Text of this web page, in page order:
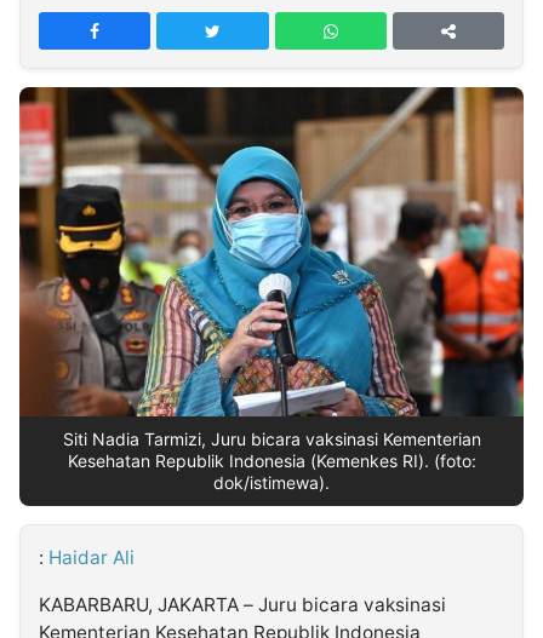
PT
TREETAN
INDONESIA
Partner
Insight
NTB
Suara
Time
Lens
IDN
Daily
Jogja
Jalan
Rakyat
Idealita
News
Kita
Notice
Dinamikapost.com
Radar
Baru
Seedbacklink
Follow
Kabarbaru
Siti Nadia Tarmizi, Juru bicara vaksinasi Kementerian
Kesehatan Republik Indonesia (Kemenkes RI). (foto:
dok/istimewa).
: Haidar Ali
KABARBARU, JAKARTA – Juru bicara vaksinasi
Kementerian Kesehatan Republik Indonesia